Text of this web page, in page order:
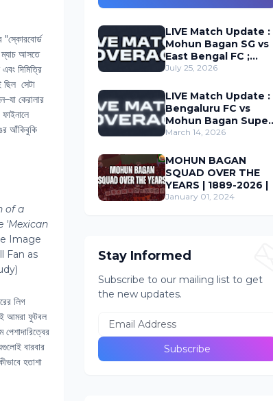
"স্কোরবোর্ড
ম্যাচ আসতে
দিমিত্রি
ছিল সেটা
কেরালার
আঁকিবুকি
of a
'Mexican
Image
Fan as
লিগ
আমরা ফুটবল
বারবার
হতাশা
LIVE Match Update :
Mohun Bagan SG vs
East Bengal FC ;
Durand Cup 2026
July 25, 2026
LIVE Match Update :
Bengaluru FC vs
Mohun Bagan Super
Giant ; Indian Super
March 14, 2026
MOHUN BAGAN
SQUAD OVER THE
YEARS | 1889-2026 |
January 01, 2024
Stay Informed
Subscribe to our mailing list to get
the new updates.